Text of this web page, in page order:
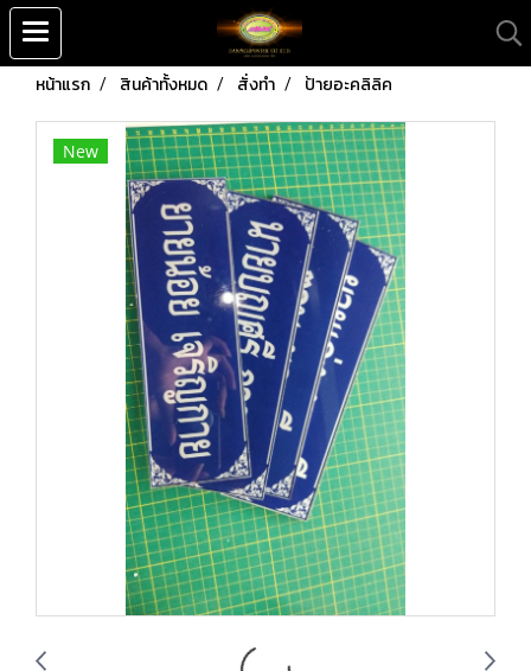
หน้าแรก สินค้าทั้งหมด สั่งทำ ป้ายอะคลิลิค
New